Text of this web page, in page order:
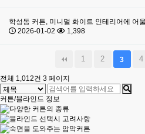
학성동 커튼, 미니멀 화이트 인테리어에 어
2026-01-02
1,398
1 2 3 4
전체 1,012건 3 페이지
커튼/블라인드 정보